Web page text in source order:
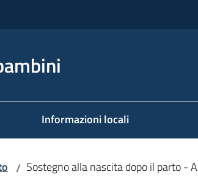
Informazioni locali
/ Sostegno alla nascita dopo il parto -